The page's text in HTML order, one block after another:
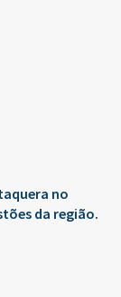
no
da região.